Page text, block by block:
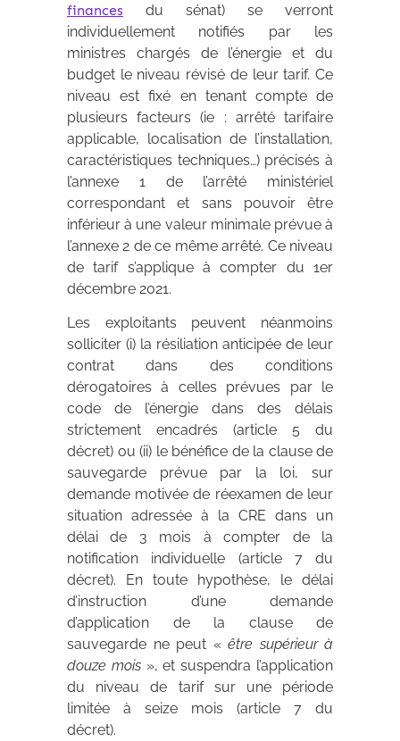
finances du sénat) se verront
individuellement notifiés par les
ministres chargés de l’énergie et du
budget le niveau révisé de leur tarif. Ce
niveau est fixé en tenant compte de
plusieurs facteurs (ie : arrêté tarifaire
applicable, localisation de l’installation,
caractéristiques techniques…) précisés à
l’annexe 1 de l’arrêté ministériel
correspondant et sans pouvoir être
inférieur à une valeur minimale prévue à
l’annexe 2 de ce même arrêté. Ce niveau
de tarif s’applique à compter du 1er
décembre 2021.
Les exploitants peuvent néanmoins
solliciter (i) la résiliation anticipée de leur
contrat dans des conditions
dérogatoires à celles prévues par le
code de l’énergie dans des délais
strictement encadrés (article 5 du
décret) ou (ii) le bénéfice de la clause de
sauvegarde prévue par la loi, sur
demande motivée de réexamen de leur
situation adressée à la CRE dans un
délai de 3 mois à compter de la
notification individuelle (article 7 du
décret). En toute hypothèse, le délai
d’instruction d’une demande
d’application de la clause de
sauvegarde ne peut « être supérieur à
douze mois», et suspendra l’application
du niveau de tarif sur une période
limitée à seize mois (article 7 du
décret).